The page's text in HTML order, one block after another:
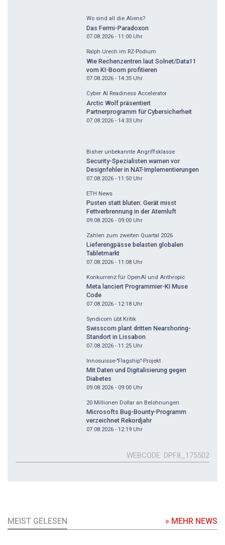
Wo sind all die Aliens?
Das Fermi-Paradoxon
07.08.2026 - 11:00 Uhr
Ralph Urech im RZ-Podium
Wie Rechenzentren laut Solnet/Data11
vom KI-Boom profitieren
07.08.2026 - 14:35 Uhr
Cyber AI Readiness Accelerator
Arctic Wolf präsentiert
Partnerprogramm für Cybersicherheit
07.08.2026 - 14:33 Uhr
Bisher unbekannte Angriffsklasse
Security-Spezialisten warnen vor
Designfehler in NAT-Implementierungen
07.08.2026 - 11:50 Uhr
ETH News
Pusten statt bluten: Gerät misst
Fettverbrennung in der Atemluft
09.08.2026 - 09:00 Uhr
Zahlen zum zweiten Quartal 2026
Lieferengpässe belasten globalen
Tabletmarkt
07.08.2026 - 11:08 Uhr
Konkurrenz für OpenAI und Anthropic
Meta lanciert Programmier-KI Muse
Code
07.08.2026 - 12:18 Uhr
Syndicom übt Kritik
Swisscom plant dritten Nearshoring-
Standort in Lissabon
07.08.2026 - 11:25 Uhr
Innosuisse-"Flagship"-Projekt
Mit Daten und Digitalisierung gegen
Diabetes
09.08.2026 - 09:00 Uhr
20 Millionen Dollar an Belohnungen
Microsofts Bug-Bounty-Programm
verzeichnet Rekordjahr
07.08.2026 - 12:19 Uhr
WEBCODE DPF8_175502
MEIST GELESEN » MEHR NEWS